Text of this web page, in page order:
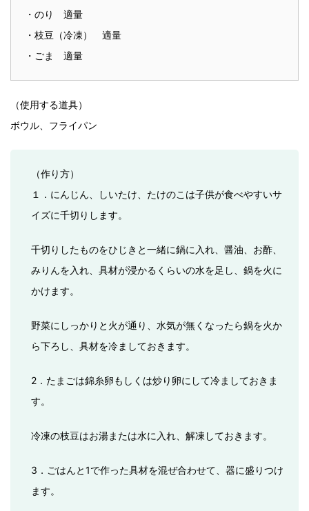
・のり 適量
・枝豆（冷凍） 適量
・ごま 適量
（使用する道具）
ボウル、フライパン
（作り方）
１．にんじん、しいたけ、たけのこは子供が食べやすいサ
イズに千切りします。
千切りしたものをひじきと一緒に鍋に入れ、醤油、お酢、
みりんを入れ、具材が浸かるくらいの水を足し、鍋を火に
かけます。
野菜にしっかりと火が通り、水気が無くなったら鍋を火か
ら下ろし、具材を冷ましておきます。
2．たまごは錦糸卵もしくは炒り卵にして冷ましておきま
す。
冷凍の枝豆はお湯または水に入れ、解凍しておきます。
3．ごはんと1で作った具材を混ぜ合わせて、器に盛りつけ
ます。